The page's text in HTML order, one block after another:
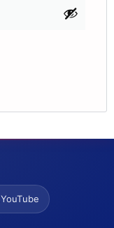
YouTube